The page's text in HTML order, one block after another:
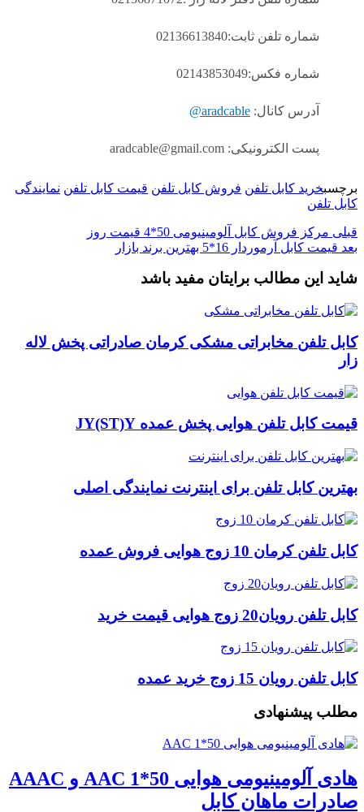
شماره تلفن ثابت:02136613840
شماره فکس:02143853049
آدرس کانال: aradcable@
پست الکترونیکی: aradcable@gmail.com
برچسبخرید کابل تلفن فروش کابل تلفن قیمت کابل تلفن نمایندگی
کابل تلفن
قبلی مرکز فروش کابل آلومینیومی 50*4 قیمت روز
بعد قیمت کابل آرموردار 16*5 بهترین برند بازار
شاید این مطالب برایتان مفید باشد
کابل تلفن مخابراتی مشکی کرمان صادراتی پخش لاله
زار
قیمت کابل تلفن هوایی پخش عمده JY(ST)Y
بهترین کابل تلفن برای اینترنت نمایندگی اصلی
کابل تلفن کرمان 10 زوج هوایی فروش عمده
کابل تلفن رویان20 زوج هوایی قیمت خرید
کابل تلفن رویان 15 زوج خرید عمده
مطلب پیشنهادی
هادی آلومینیومی هوایی 50*1 AAC و AAAC
صادرات ماهان کابل